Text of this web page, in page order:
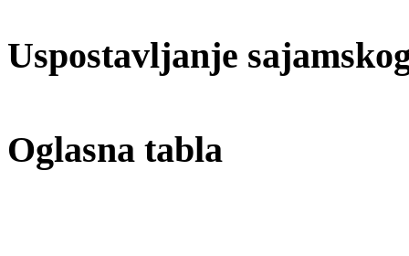
Uspostavljanje
Oglasna tabla